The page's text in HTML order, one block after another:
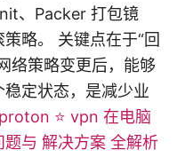
、Packer 打包镜
略。 关键点在于“回
络策略变更后，能够
定状态，是减少业
⭐ vpn 在电脑
题与 解决方案 全解析